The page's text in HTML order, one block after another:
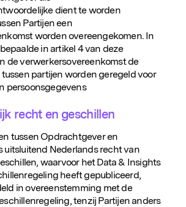
dient te worden
Partijen een
worden overeengekomen. In
in artikel 4 van deze
de verwerkersovereenkomst de
partijen worden geregeld voor
persoonsgegevens
recht en geschillen
tussen Opdrachtgever en
uitsluitend Nederlands recht van
waarvoor het Data & Insights
heeft gepubliceerd,
in overeenstemming met de
tenzij Partijen anders